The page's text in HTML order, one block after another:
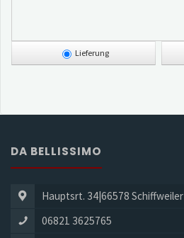
Lieferung
DA BELLISSIMO
Hauptsrt. 34|66578 Schiffweiler
06821 3625765